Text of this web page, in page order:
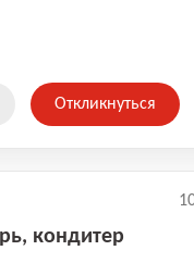
сотрудничая с
Откликнуться
кондитер